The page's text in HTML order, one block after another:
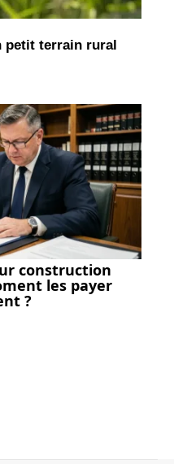
petit terrain rural
construction
les payer
?